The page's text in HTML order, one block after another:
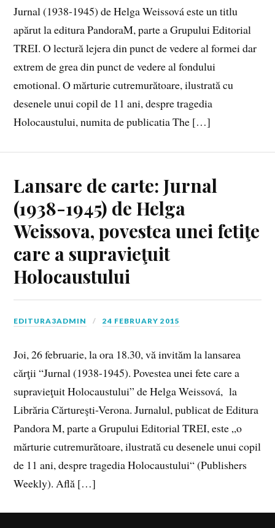
Jurnal (1938-1945) de Helga Weissová este un titlu
apărut la editura PandoraM, parte a Grupului Editorial
TREI. O lectură lejera din punct de vedere al formei dar
extrem de grea din punct de vedere al fondului
emotional. O mărturie cutremurătoare, ilustrată cu
desenele unui copil de 11 ani, despre trage­dia
Holocaustului, numita de publicatia The […]
Lansare de carte: Jurnal
(1938-1945) de Helga
Weissova, povestea unei fetiţe
care a supravieţuit
Holocaustului
EDITURA3ADMIN 24 FEBRUARY 2015
Joi, 26 februarie, la ora 18.30, vă invităm la lansarea
cărţii “Jurnal (1938-1945). Povestea unei fete care a
supravieţuit Holocaustului” de Helga Weissová, la
Librăria Cărtureşti-Verona. Jurnalul, publicat de Editura
Pandora M, parte a Grupului Editorial TREI, este „o
mărturie cutremurătoare, ilustrată cu desenele unui copil
de 11 ani, despre tragedia Holocaustului“ (Publishers
Weekly). Află […]